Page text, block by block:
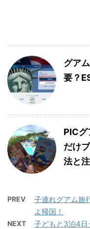
グア
要？
PICグ
だけ
法と
PREV
子連れグアム旅
よ帰国！
NEXT
子どもと3泊4日